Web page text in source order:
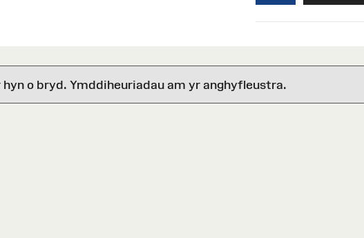
o bryd. Ymddiheuriadau am yr anghyfleustra.